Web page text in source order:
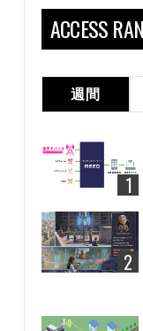
ACCESS
週間